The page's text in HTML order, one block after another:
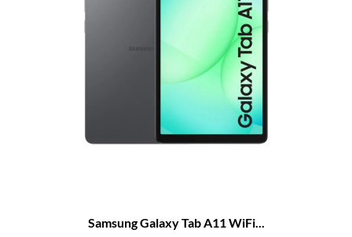
Samsung Galaxy Tab A11 WiFi...